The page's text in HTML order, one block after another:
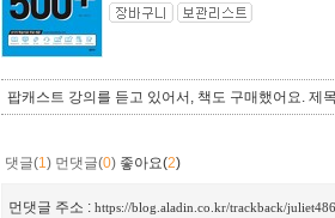
팝캐스트 강의를 듣고 있어서, 책도 구매했어요. 제
댓글(1) 먼댓글(0) 좋아요(2)
먼댓글 주소 : https://blog.aladin.co.kr/trackback/